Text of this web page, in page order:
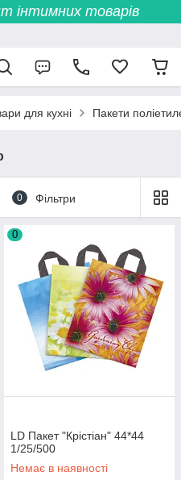
інтимних товарів
для кухні Пакети
0 Фільтри
0
LD Пакет "Крістіан" 44*44
1/25/500
Немає в наявності